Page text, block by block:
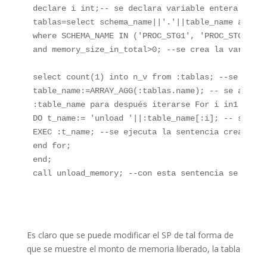
declare i int;-- se declara variable entera para
tablas=select schema_name||'.'||table_name as name
where SCHEMA_NAME IN ('PROC_STG1', 'PROC_STG2',
and memory_size_in_total>0; --se crea la
select count(1) into n_v from :tablas; --se
table_name:=ARRAY_AGG(:tablas.name); -- se
:table_name para después iterarse For i in1
DO t_name:= 'unload '||:table_name[:i]; -- se
EXEC :t_name; --se ejecuta la sentencia creada
end for;
end;
call unload_memory; --con esta sentencia se
Es claro que se puede modificar el SP de tal forma de
que se muestre el monto de memoria liberado, la tabla